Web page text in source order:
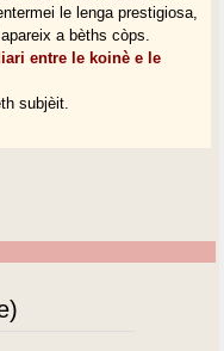
le lenga prestigiosa,
a bèths còps.
entre le koinè e le
subjèit.